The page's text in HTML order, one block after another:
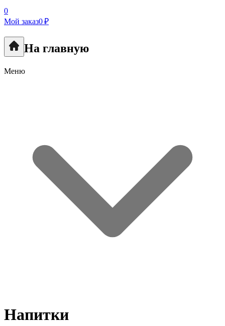
0
Мой заказ0 ₽
На главную
Меню
Напитки